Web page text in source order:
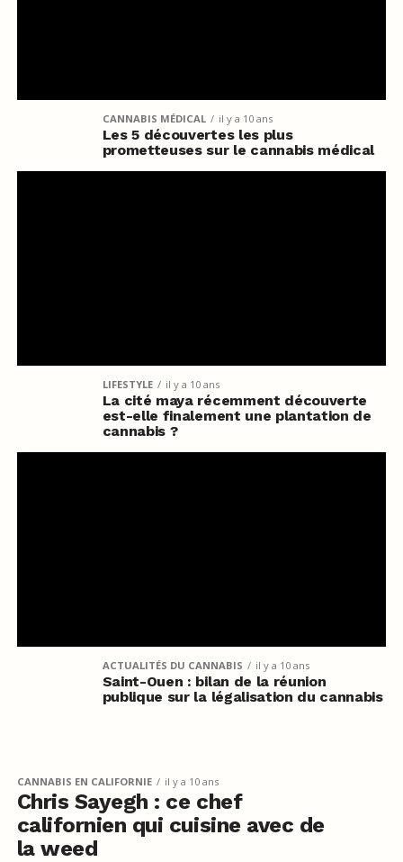
CANNABIS MÉDICAL il y a 10 ans
Les 5 découvertes les plus
prometteuses sur le cannabis médical
LIFESTYLE il y a 10 ans
La cité maya récemment découverte
est-elle finalement une plantation de
cannabis ?
ACTUALITÉS DU CANNABIS il y a 10 ans
Saint-Ouen : bilan de la réunion
publique sur la légalisation du cannabis
CANNABIS EN CALIFORNIE il y a 10 ans
Chris Sayegh : ce chef
californien qui cuisine avec de
la weed